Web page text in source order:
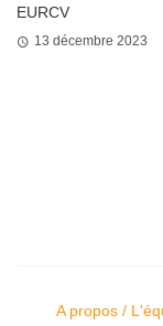
EURCV
13 décembre 2023
A propos /